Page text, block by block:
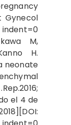
Gynecol
M,
H.
neonate
el 4 de